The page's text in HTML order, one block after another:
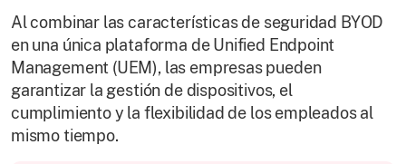
Al combinar las características de seguridad BYOD
en una única plataforma de Unified Endpoint
Management (UEM), las empresas pueden
garantizar la gestión de dispositivos, el
cumplimiento y la flexibilidad de los empleados al
mismo tiempo.